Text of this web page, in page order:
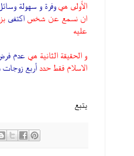
الأولى هيوفرة و سهولة
ان نسمع عن شخص اكتفى
عليه
و الحقيقة الثانية هي عدم
الاسلام فقط حدد أربع زوجات
يتبع